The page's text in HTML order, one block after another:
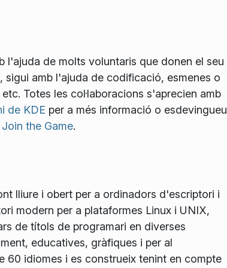
l'ajuda de molts voluntaris que donen el seu
sigui amb l'ajuda de codificació, esmenes o
Totes les col·laboracions s'aprecien amb
de KDE per a més informació o esdevingueu
Join the Game.
lliure i obert per a ordinadors d'escriptori i
modern per a plataformes Linux i UNIX,
de títols de programari en diverses
educatives, gràfiques i per al
60 idiomes i es construeix tenint en compte